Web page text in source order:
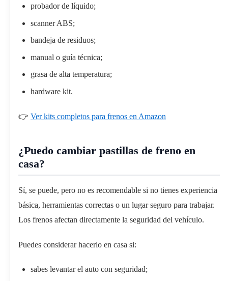
probador de líquido;
scanner ABS;
bandeja de residuos;
manual o guía técnica;
grasa de alta temperatura;
hardware kit.
👉 Ver kits completos para frenos en Amazon
¿Puedo cambiar pastillas de freno en
casa?
Sí, se puede, pero no es recomendable si no tienes experiencia
básica, herramientas correctas o un lugar seguro para trabajar.
Los frenos afectan directamente la seguridad del vehículo.
Puedes considerar hacerlo en casa si:
sabes levantar el auto con seguridad;